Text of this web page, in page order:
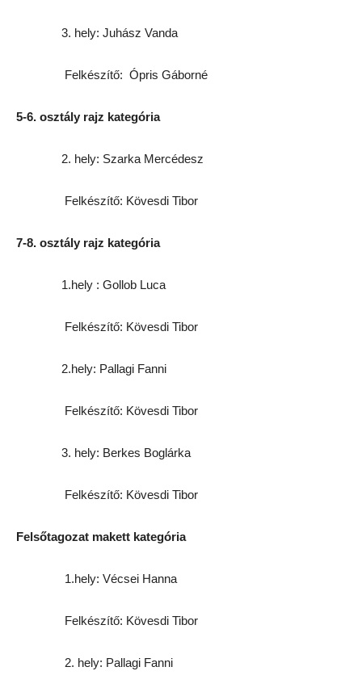
3. hely: Juhász Vanda
Felkészítő: Ópris Gáborné
5-6. osztály rajz kategória
2. hely: Szarka Mercédesz
Felkészítő: Kövesdi Tibor
7-8. osztály rajz kategória
1.hely : Gollob Luca
Felkészítő: Kövesdi Tibor
2.hely: Pallagi Fanni
Felkészítő: Kövesdi Tibor
3. hely: Berkes Boglárka
Felkészítő: Kövesdi Tibor
Felsőtagozat makett kategória
1.hely: Vécsei Hanna
Felkészítő: Kövesdi Tibor
2. hely: Pallagi Fanni